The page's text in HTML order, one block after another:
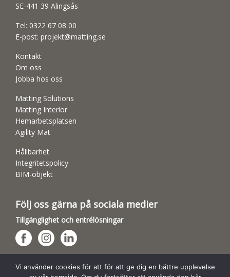
SE-441 39 Alingsås
Tel: 0322 67 08 00
E-post: projekt@matting.se
Kontakt
Om oss
Jobba hos oss
Matting Solutions
Matting Interior
Hemarbetsplatsen
Agility Mat
Hållbarhet
Integritetspolicy
BIM-objekt
Följ oss gärna på sociala medier
Tillgänglighet och entrélösningar
Hundsporthallar
Vi använder cookies för att för att ge dig en bättre upplevelse